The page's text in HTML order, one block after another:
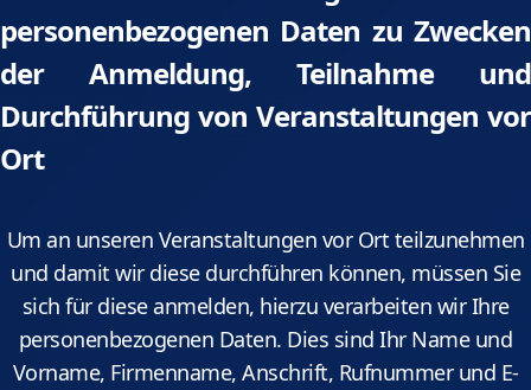
personenbezogenen Daten zu Zwecken
der Anmeldung, Teilnahme und
Durchführung von Veranstaltungen vor
Ort
Um an unseren Veranstaltungen vor Ort teilzunehmen
und damit wir diese durchführen können, müssen Sie
sich für diese anmelden, hierzu verarbeiten wir Ihre
personenbezogenen Daten. Dies sind Ihr Name und
Vorname, Firmenname, Anschrift, Rufnummer und E-